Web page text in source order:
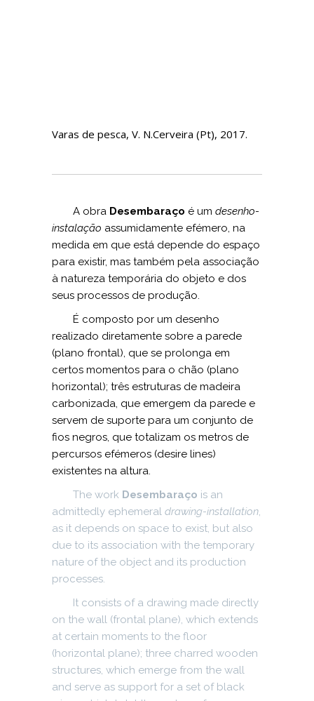
Varas de pesca, V. N.Cerveira (Pt), 2017.
A obra Desembaraço é um desenho-
instalação assumidamente efémero, na
medida em que está depende do espaço
para existir, mas também pela associação
à natureza temporária do objeto e dos
seus processos de produção.
É composto por um desenho
realizado diretamente sobre a parede
(plano frontal), que se prolonga em
certos momentos para o chão (plano
horizontal); três estruturas de madeira
carbonizada, que emergem da parede e
servem de suporte para um conjunto de
fios negros, que totalizam os metros de
percursos efémeros (desire lines)
existentes na altura.
The work Desembaraço is an
admittedly ephemeral drawing-installation,
as it depends on space to exist, but also
due to its association with the temporary
nature of the object and its production
processes.
It consists of a drawing made directly
on the wall (frontal plane), which extends
at certain moments to the floor
(horizontal plane); three charred wooden
structures, which emerge from the wall
and serve as support for a set of black